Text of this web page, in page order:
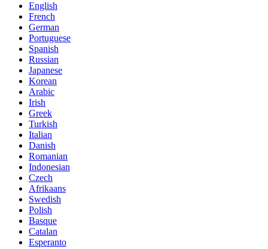
English
French
German
Portuguese
Spanish
Russian
Japanese
Korean
Arabic
Irish
Greek
Turkish
Italian
Danish
Romanian
Indonesian
Czech
Afrikaans
Swedish
Polish
Basque
Catalan
Esperanto